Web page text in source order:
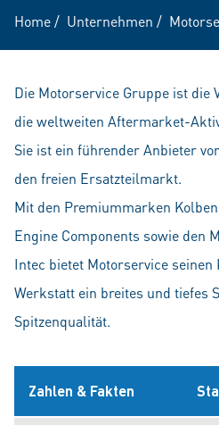
Home/ Unternehmen /
Die Motorservice Gruppe ist
die weltweiten Aftermarket-
Sie ist ein führender Anbieter
den freien Ersatzteilmarkt.
Mit den Premiummarken
Engine Components sowie den
Intec bietet Motorservice seinen
Werkstatt ein breites und tiefes
Spitzenqualität.
Zahlen & Fakten